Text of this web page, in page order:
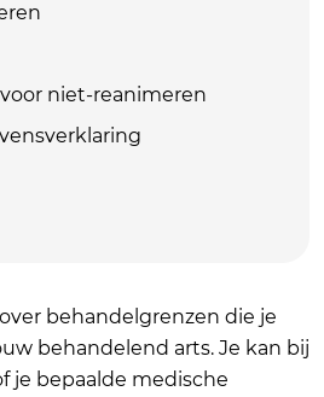
niet-reanimeren
behandelgrenzen die je
behandelend arts. Je kan bij
je bepaalde medische